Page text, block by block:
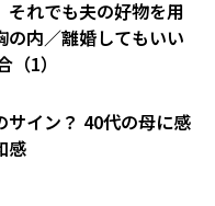
それでも夫の好物を用
の内／離婚してもいい
1）
サイン？ 40代の母に感
感